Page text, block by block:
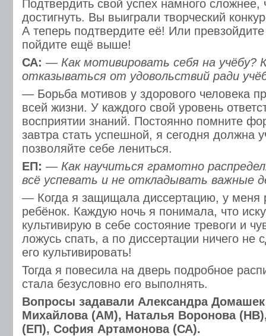
Подтвердить свой успех намного
достигнуть. Вы выиграли творческий
А теперь подтвердите её! Или
пойдите ещё выше!
СА: — Как мотивировать себя на учёбу?
отказываться от удовольствий ради
— Борьба мотивов у здорового человека
всей жизни. У каждого свой уровень
восприятии знаний. Постоянно помните
завтра стать успешной, я сегодня должна
позволяйте себе лениться.
ЕП: — Как научиться грамотно
всё успевать и не откладывать важные
— Когда я защищала диссертацию, у меня
ребёнок. Каждую ночь я понимала, что
культивирую в себе состояние тревоги и
ложусь спать, а по диссертации ничего не
его культивировать!
Тогда я повесила на дверь подробное
стала безусловно его выполнять.
Вопросы задавали Александра
Михайлова (АМ), Наталья Воронова
(ЕП), София Артамонова (СА).